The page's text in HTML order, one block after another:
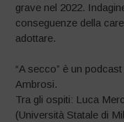
grave nel 2022.
conseguenze della
adottare.
“A secco” è un
Ambrosi.
Tra gli ospiti: Luca
(Università Statale di